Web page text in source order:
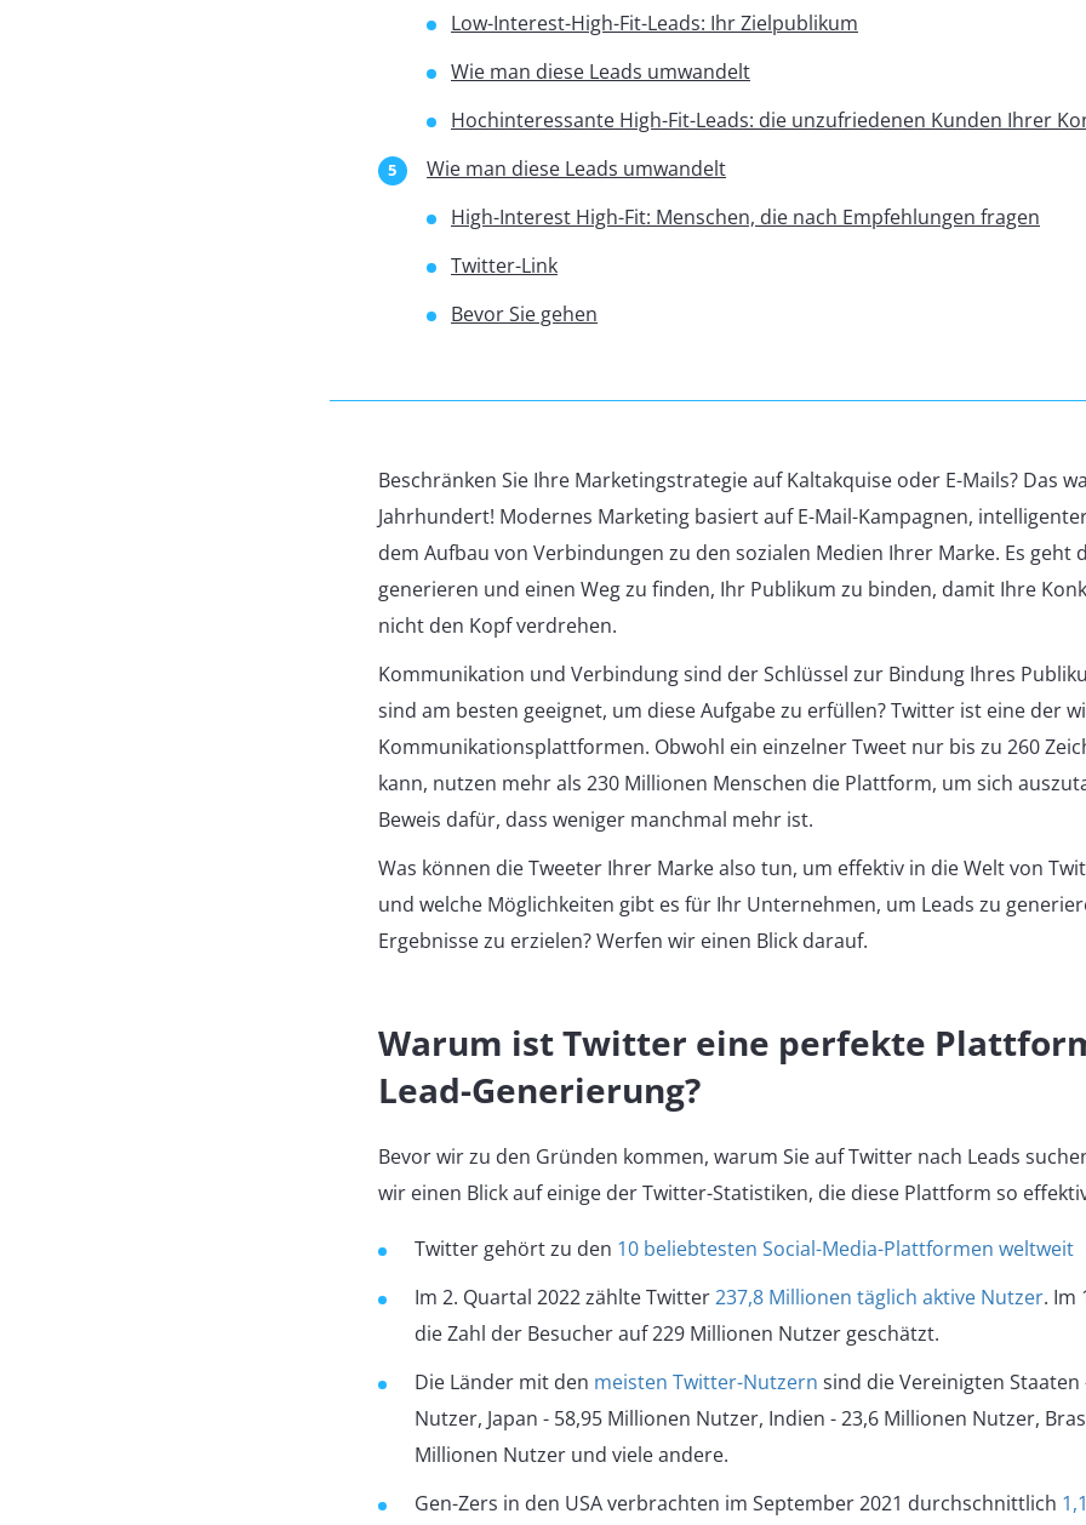
Low-Interest-High-Fit-Leads: Ihr Zielpublikum
Wie man diese Leads umwandelt
Hochinteressante High-Fit-Leads: die unzufriedenen Kunden Ihrer
Wie man diese Leads umwandelt
High-Interest High-Fit: Menschen, die nach Empfehlungen fragen
Twitter-Link
Bevor Sie gehen
Beschränken Sie Ihre Marketingstrategie auf Kaltakquise oder E-Mails? Das
Jahrhundert! Modernes Marketing basiert auf E-Mail-Kampagnen,
dem Aufbau von Verbindungen zu den sozialen Medien Ihrer Marke. Es geht
generieren und einen Weg zu finden, Ihr Publikum zu binden, damit Ihre
nicht den Kopf verdrehen.
Kommunikation und Verbindung sind der Schlüssel zur Bindung Ihres
sind am besten geeignet, um diese Aufgabe zu erfüllen? Twitter ist eine der
Kommunikationsplattformen. Obwohl ein einzelner Tweet nur bis zu 260
kann, nutzen mehr als 230 Millionen Menschen die Plattform, um sich
Beweis dafür, dass weniger manchmal mehr ist.
Was können die Tweeter Ihrer Marke also tun, um effektiv in die Welt von
und welche Möglichkeiten gibt es für Ihr Unternehmen, um Leads zu
Ergebnisse zu erzielen? Werfen wir einen Blick darauf.
Warum ist Twitter eine perfekte
Lead-Generierung?
Bevor wir zu den Gründen kommen, warum Sie auf Twitter nach Leads
wir einen Blick auf einige der Twitter-Statistiken, die diese Plattform so
Twitter gehört zu den 10 beliebtesten Social-Media-Plattformen weltweit
Im 2. Quartal 2022 zählte Twitter237,8 Millionen täglich aktive Nutzer. Im
die Zahl der Besucher auf 229 Millionen Nutzer geschätzt.
Die Länder mit den meisten Twitter-Nutzern sind die Vereinigten Staaten
Nutzer, Japan - 58,95 Millionen Nutzer, Indien - 23,6 Millionen Nutzer,
Millionen Nutzer und viele andere.
Gen-Zers in den USA verbrachten im September 2021 durchschnittlich